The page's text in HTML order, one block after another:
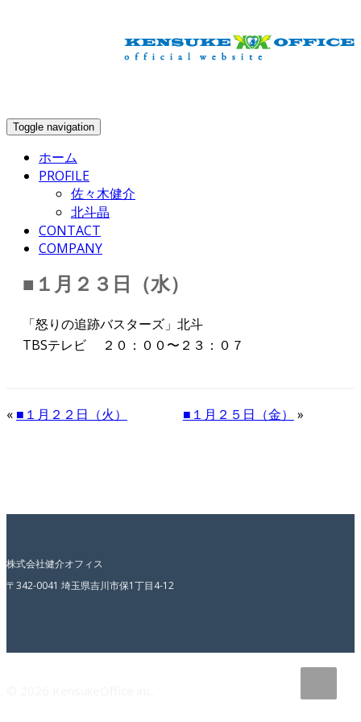
Toggle navigation
ホーム
PROFILE
佐々木健介
北斗晶
CONTACT
COMPANY
■１月２３日（水）
「怒りの追跡バスターズ」北斗
TBSテレビ ２０：００〜２３：０７
« ■１月２２日（火） ■１月２５日（金） »
株式会社健介オフィス
〒342-0041 埼玉県吉川市保1丁目4-12